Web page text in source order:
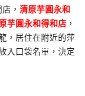
， 清原芋圓永和
芋圓永和得和店 ，
，居住在附近的萍
入口袋名單，決定